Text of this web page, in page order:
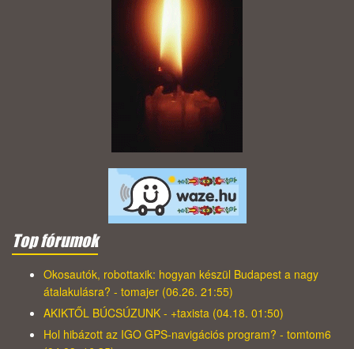
Top fórumok
Okosautók, robottaxik: hogyan készül Budapest a nagy
átalakulásra? - tomajer (06.26. 21:55)
AKIKTŐL BÚCSÚZUNK - +taxista (04.18. 01:50)
Hol hibázott az IGO GPS-navigációs program? - tomtom6